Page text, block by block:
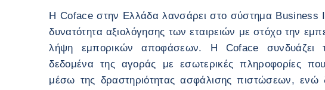
Η Coface στην Ελλάδα λανσάρει στο σύστημα Business
δυνατότητα αξιολόγησης των εταιρειών με στόχο την
λήψη εμπορικών αποφάσεων. Η Coface συνδυάζει
δεδομένα της αγοράς με εσωτερικές πληροφορίες
μέσω της δραστηριότητας ασφάλισης πιστώσεων, ενώ